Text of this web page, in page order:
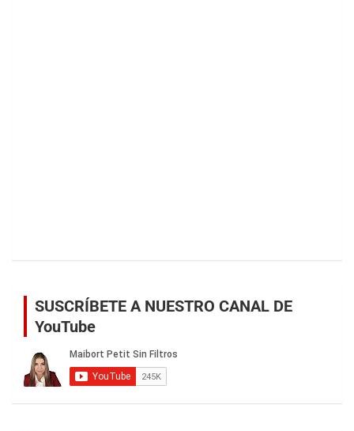
SUSCRÍBETE A NUESTRO CANAL DE
YouTube